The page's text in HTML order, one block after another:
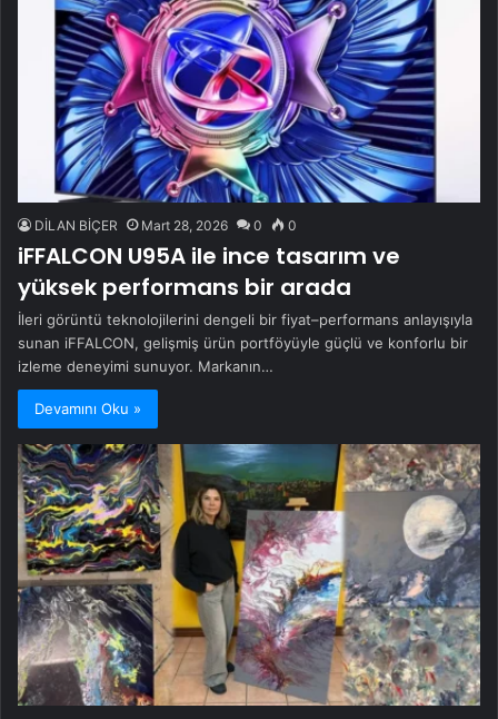
DİLAN BİÇER Mart 28, 2026 0 0
iFFALCON U95A ile ince tasarım ve
yüksek performans bir arada
İleri görüntü teknolojilerini dengeli bir fiyat–performans anlayışıyla
sunan iFFALCON, gelişmiş ürün portföyüyle güçlü ve konforlu bir
izleme deneyimi sunuyor. Markanın…
Devamını Oku »